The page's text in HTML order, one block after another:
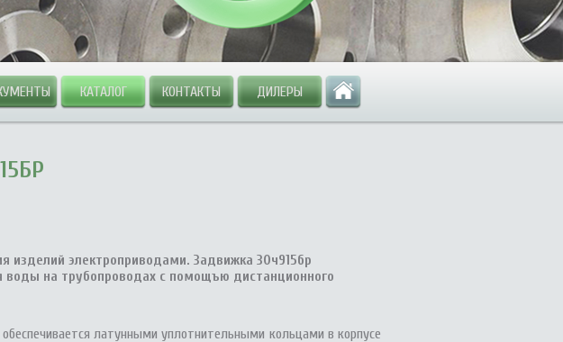
КАТАЛОГ КОНТАКТЫ ДИЛЕРЫ
изделий электроприводами. Задвижка 30ч915бр
воды на трубопроводах с помощъю дистанционного
латунными уплотнительными кольцами в корпусе